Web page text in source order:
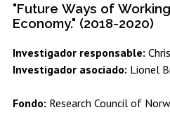
"Future Ways of
Economy." (2018-2020)
Investigador responsable:
Investigador asociado: Lionel
Fondo: Research Council of